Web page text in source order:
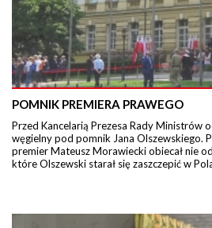
POMNIK PREMIERA PRAWEGO
Przed Kancelarią Prezesa Rady Ministrów
węgielny pod pomnik Jana Olszewskiego.
premier Mateusz Morawiecki obiecał nie
które Olszewski starał się zaszczepić w